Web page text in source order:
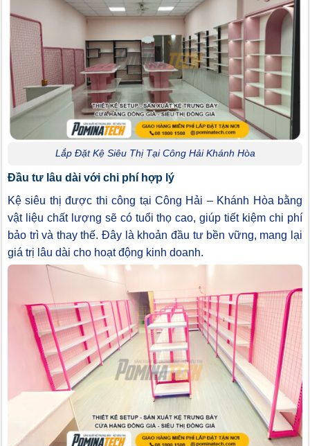
Lắp Đặt Kệ Siêu Thị Tại Công Hải Khánh Hòa
Đầu tư lâu dài với chi phí hợp lý
Kệ siêu thị được thi công tại Công Hải – Khánh Hòa bằng
vật liệu chất lượng sẽ có tuổi thọ cao, giúp tiết kiệm chi phí
bảo trì và thay thế. Đây là khoản đầu tư bền vững, mang lại
giá trị lâu dài cho hoạt động kinh doanh.